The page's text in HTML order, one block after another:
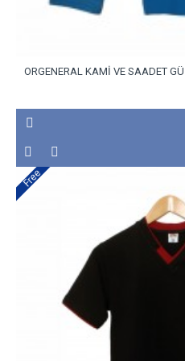
ORGENERAL KAMİ VE SAADET
Free